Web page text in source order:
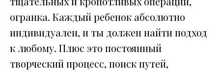
огранка. Каждый ребенок абсолютно
индивидуален, и ты должен найти подход
к любому. Плюс это постоянный
творческий процесс, поиск путей,